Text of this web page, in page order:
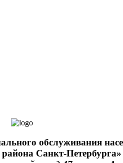
обслуживания
Санкт-Петербурга»